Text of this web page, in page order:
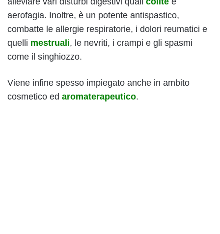
aerofagia. Inoltre, è un potente antispastico,
combatte le allergie respiratorie, i dolori reumatici e
quelli mestruali, le nevriti, i crampi e gli spasmi
come il singhiozzo.
Viene infine spesso impiegato anche in ambito
cosmetico ed aromaterapeutico.